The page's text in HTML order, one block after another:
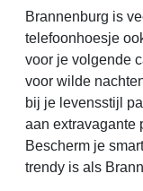
Brannenburg is
telefoonhoesje
voor je volgende
voor wilde
bij je levensstijl
aan extravagante
Bescherm je
trendy is als